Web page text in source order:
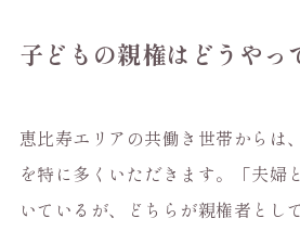
子どもの親権はどうやっ
恵比寿エリアの共働き世帯からは
を特に多くいただきます。「夫婦
いているが、どちらが親権者とし